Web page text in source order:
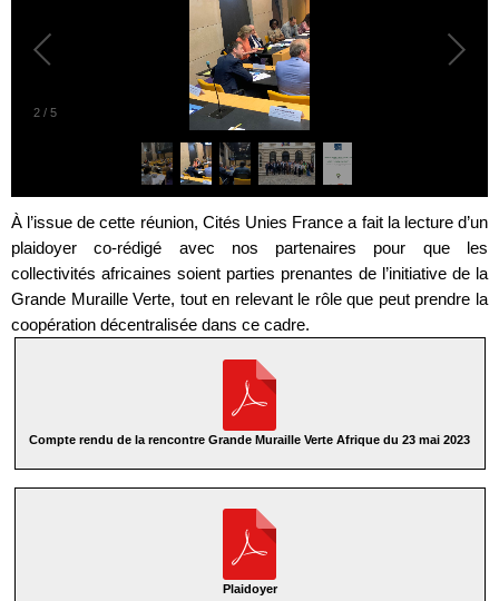
2 / 5
À l’issue de cette réunion, Cités Unies France a fait la lecture d’un
plaidoyer co-rédigé avec nos partenaires pour que les
collectivités africaines soient parties prenantes de l’initiative de la
Grande Muraille Verte, tout en relevant le rôle que peut prendre la
coopération décentralisée dans ce cadre.
Compte rendu de la rencontre Grande Muraille Verte Afrique du 23 mai 2023
Plaidoyer